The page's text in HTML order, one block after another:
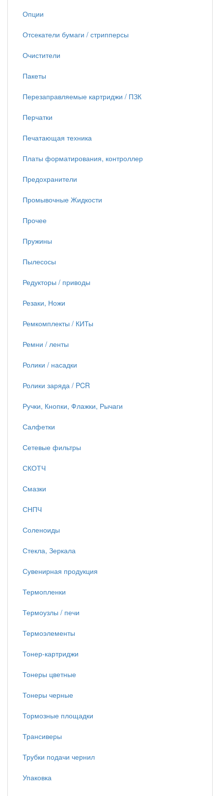
Опции
Отсекатели бумаги / стрипперсы
Очистители
Пакеты
Перезаправляемые картриджи / ПЗК
Перчатки
Печатающая техника
Платы форматирования, контроллер
Предохранители
Промывочные Жидкости
Прочее
Пружины
Пылесосы
Редукторы / приводы
Резаки, Ножи
Ремкомплекты / КИТы
Ремни / ленты
Ролики / насадки
Ролики заряда / PCR
Ручки, Кнопки, Флажки, Рычаги
Салфетки
Сетевые фильтры
СКОТЧ
Смазки
СНПЧ
Соленоиды
Стекла, Зеркала
Сувенирная продукция
Термопленки
Термоузлы / печи
Термоэлементы
Тонер-картриджи
Тонеры цветные
Тонеры черные
Тормозные площадки
Трансиверы
Трубки подачи чернил
Упаковка